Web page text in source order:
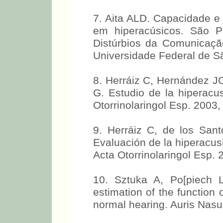
7. Aita ALD. Capacidade
em hiperacúsicos. São
Distúrbios da
Universidade Federal de
8. Herráiz C, Hernández
G. Estudio de la
Otorrinolaringol Esp.
9. Herráiz C, de los
Evaluación de la
sonido. Acta
10. Sztuka A, Po[piech
estimation of the function
normal hearing. Auris